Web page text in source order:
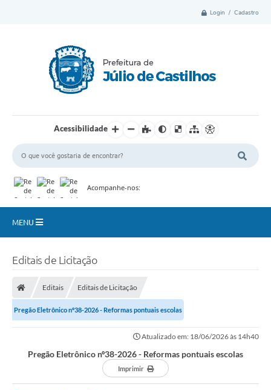
Login / Cadastro
Acessibilidade
Acompanhe-nos:
MENU
Ouvidoria
e-sic
PLANO ANUAL DE CONTRATAÇÕES (PAC)
Editais de Licitação
Editais Editais de Licitação
Pregão Eletrônico nº38-2026 - Reformas pontuais escolas
Atualizado em: 18/06/2026 às 14h40
Pregão Eletrônico nº38-2026 - Reformas pontuais escolas
Imprimir